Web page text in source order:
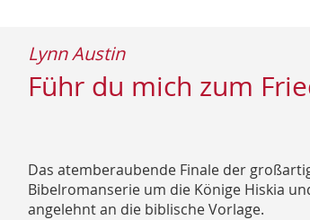
Führ du mich zum
Lynn Austin
Das atemberaubende Finale der
Bibelromanserie um die Könige Hiskia
angelehnt an die biblische Vorlage.